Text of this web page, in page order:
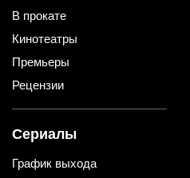
В прокате
Кинотеатры
Премьеры
Рецензии
Сериалы
График выхода